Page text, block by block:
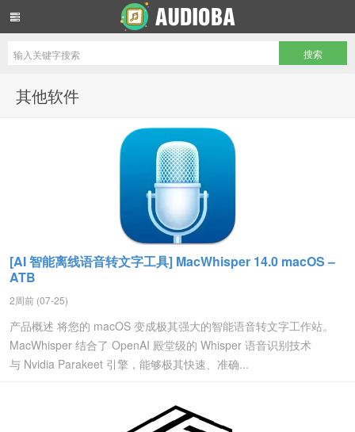
其他软件
[AI 智能离线语音转文字工具] MacWhisper 14.0 macOS –
ATB
2周前 (07-25)
产品概述 将您的 macOS 变成极其强大的智能语音转文字工作站。
MacWhisper 结合了 OpenAI 殿堂级的 Whisper 语音识别技术
与 Nvidia Parakeet 引擎，能够极其快速、准确...